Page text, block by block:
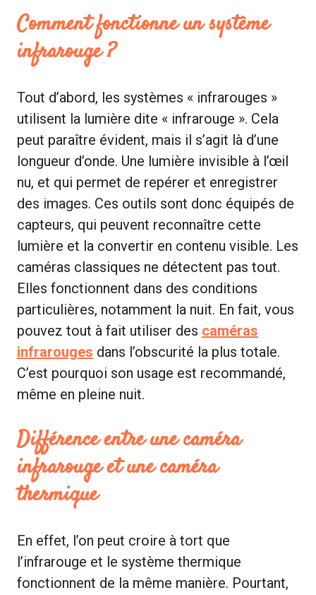
Comment fonctionne un système
infrarouge ?
Tout d’abord, les systèmes « infrarouges »
utilisent la lumière dite « infrarouge ». Cela
peut paraître évident, mais il s’agit là d’une
longueur d’onde. Une lumière invisible à l’œil
nu, et qui permet de repérer et enregistrer
des images. Ces outils sont donc équipés de
capteurs, qui peuvent reconnaître cette
lumière et la convertir en contenu visible. Les
caméras classiques ne détectent pas tout.
Elles fonctionnent dans des conditions
particulières, notamment la nuit. En fait, vous
pouvez tout à fait utiliser des caméras
infrarouges dans l’obscurité la plus totale.
C’est pourquoi son usage est recommandé,
même en pleine nuit.
Différence entre une caméra
infrarouge et une caméra
thermique
En effet, l’on peut croire à tort que
l’infrarouge et le système thermique
fonctionnent de la même manière. Pourtant,